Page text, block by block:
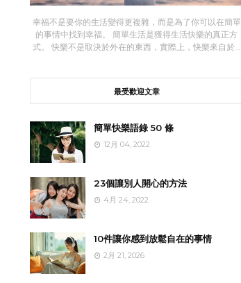
幸福不是要你的生活變得更複雜，而是為了你可以在簡單
的事情中找到幸福。 簡單生活是獲得生活快樂的真正方
式。 快樂不是取決於外在的東西，實際上，快樂來自於…
最受歡迎文章
簡單快樂語錄 50 條
12月 04, 2022
23個讓別人開心的方法
4月 24, 2022
10件讓你感到放鬆自在的事情
2月 21, 2026